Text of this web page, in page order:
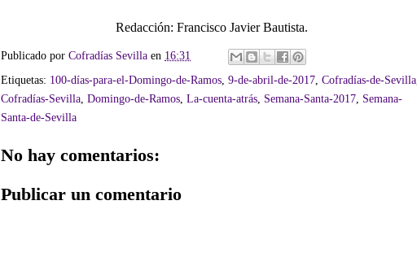
Redacción: Francisco Javier Bautista.
Publicado por Cofradías Sevilla en 16:31
Etiquetas: 100-días-para-el-Domingo-de-Ramos 9-de-abril-de-2017 Cofradías-de-Sevilla
Cofradías-Sevilla Domingo-de-Ramos La-cuenta-atrás Semana-Santa-2017 Semana-
Santa-de-Sevilla
No hay comentarios:
Publicar un comentario